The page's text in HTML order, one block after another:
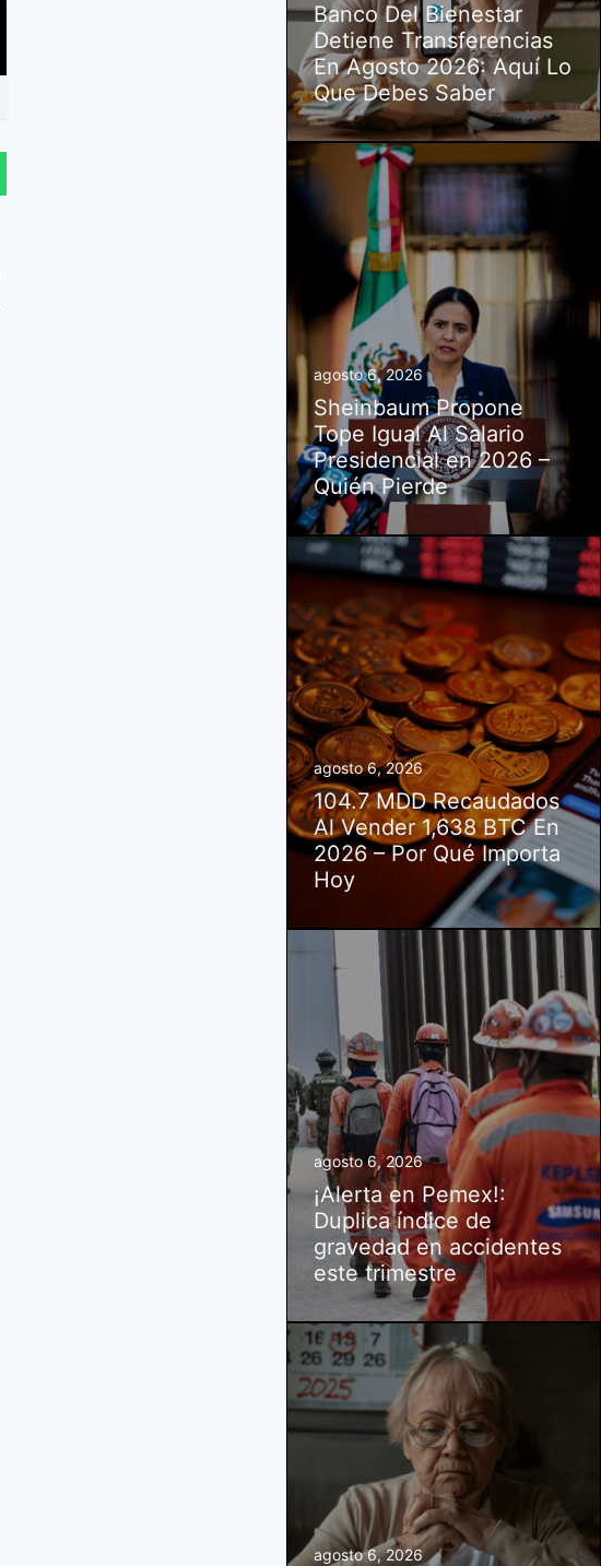
Banco Del Bienestar
Detiene Transferencias
En Agosto 2026: Aquí Lo
Que Debes Saber
agosto 6, 2026
Sheinbaum Propone
Tope Igual Al Salario
Presidencial en 2026 –
Quién Pierde
agosto 6, 2026
104.7 MDD Recaudados
Al Vender 1,638 BTC En
2026 – Por Qué Importa
Hoy
agosto 6, 2026
¡Alerta en Pemex!:
Duplica índice de
gravedad en accidentes
este trimestre
agosto 6, 2026